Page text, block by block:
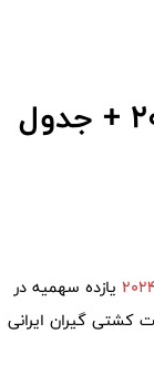
یازده سهمیه در
مسابقات کشتی گیران ایرانی